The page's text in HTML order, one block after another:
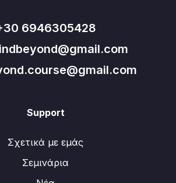
6946305428
Support
Σχετικά με εμάς
Σεμινάρια